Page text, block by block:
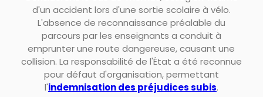
d'un accident lors d'une sortie scolaire à vélo.
L'absence de reconnaissance préalable du
parcours par les enseignants a conduit à
emprunter une route dangereuse, causant une
collision. La responsabilité de l'État a été reconnue
pour défaut d'organisation, permettant
l'indemnisation des préjudices subis.